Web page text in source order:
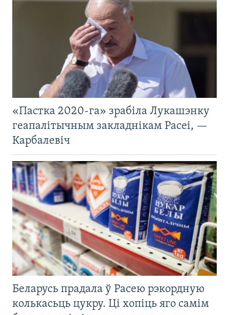
«Пастка 2020-га» зрабіла Лукашэнку
геапалітычным закладнікам Расеі, —
Карбалевіч
Беларусь прадала ў Расею рэкордную
колькасьць цукру. Ці хопіць яго самім